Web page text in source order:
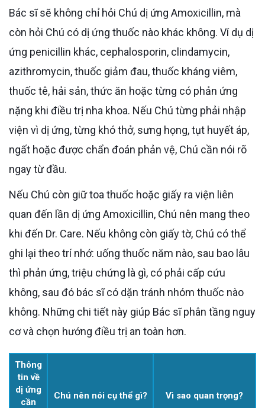
Bác sĩ sẽ không chỉ hỏi Chú dị ứng Amoxicillin, mà
còn hỏi Chú có dị ứng thuốc nào khác không. Ví dụ dị
ứng penicillin khác, cephalosporin, clindamycin,
azithromycin, thuốc giảm đau, thuốc kháng viêm,
thuốc tê, hải sản, thức ăn hoặc từng có phản ứng
nặng khi điều trị nha khoa. Nếu Chú từng phải nhập
viện vì dị ứng, từng khó thở, sưng họng, tụt huyết áp,
ngất hoặc được chẩn đoán phản vệ, Chú cần nói rõ
ngay từ đầu.
Nếu Chú còn giữ toa thuốc hoặc giấy ra viện liên
quan đến lần dị ứng Amoxicillin, Chú nên mang theo
khi đến Dr. Care. Nếu không còn giấy tờ, Chú có thể
ghi lại theo trí nhớ: uống thuốc năm nào, sau bao lâu
thì phản ứng, triệu chứng là gì, có phải cấp cứu
không, sau đó bác sĩ có dặn tránh nhóm thuốc nào
không. Những chi tiết này giúp Bác sĩ phân tầng nguy
cơ và chọn hướng điều trị an toàn hơn.
Thông
tin về
dị ứng
cần
Chú nên nói cụ thể gì? Vì sao quan trọng?